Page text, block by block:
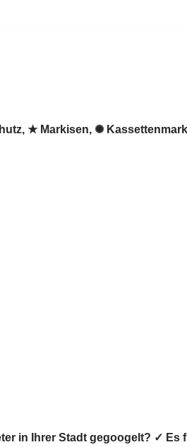
★ Markisen, ✺
in Ihrer Stadt gegoogelt? ✓